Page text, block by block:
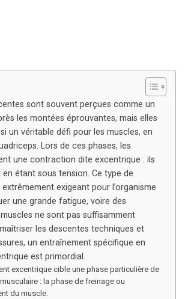
sont souvent perçues comme un
les montées éprouvantes, mais elles
un véritable défi pour les muscles, en
Lors de ces phases, les
une contraction dite excentrique : ils
en étant sous tension. Ce type de
exigeant pour l’organisme
une grande fatigue, voire des
ne sont pas suffisamment
les descentes techniques et
un entraînement spécifique en
est primordial.
excentrique cible une phase particulière de
: la phase de freinage ou
du muscle.